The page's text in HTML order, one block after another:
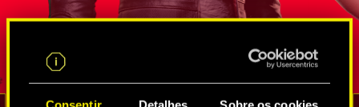
Por
de que
em missões secretas de inteligência. Ele
incontáveis teias de espiões e
trilha-redes, como extrair informações e
Agência
ela
queseu